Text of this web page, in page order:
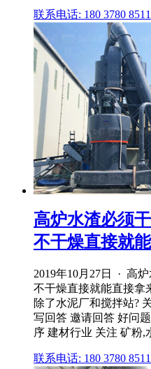
联系电话: 180 3780 8511
高炉水渣必须
不干燥直接就
2019年10月27日 · 高
不干燥直接就能直接拿
除了水泥厂和搅拌站?
写回答 邀请回答 好问
序 建材行业 关注 矿粉,
联系电话: 180 3780 8511